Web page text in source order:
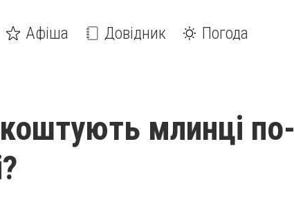
Афіша Довідник Погода
млинці по-